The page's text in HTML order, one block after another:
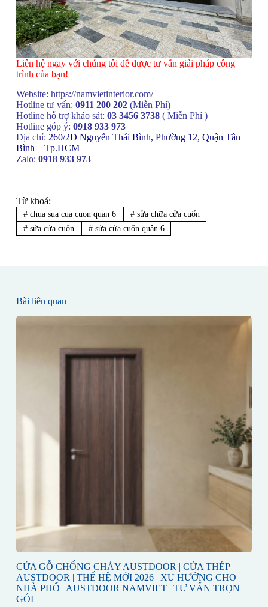
Liên hệ ngay với chúng tôi để được tư vấn giải pháp công
trình của bạn!
Website: https://namvietinterior.com/
Hotline tư vấn: 0911 200 202(Miễn Phí)
Hotline hỗ trợ khảo sát: 03 3456 3738( Miễn Phí )
Hotline góp ý: 0918 933 973
Địa chỉ: 260/2D Nguyễn Thái Bình, Phường 12, Quận Tân
Bình – Tp.HCM
Zalo: 0918 933 973
Từ khoá:
#chua sua cua cuon quan 6 #sửa chữa cửa cuốn
#sửa cửa cuốn #sửa cửa cuốn quận 6
Bài liên quan
CỬA GỖ CHỐNG CHÁY AUSTDOOR | CỬA THÉP
AUSTDOOR | THẾ HỆ MỚI 2026 | XU HƯỚNG CHO
NHÀ PHỐ | AUSTDOOR NAMVIET | TƯ VẤN TRỌN
GÓI